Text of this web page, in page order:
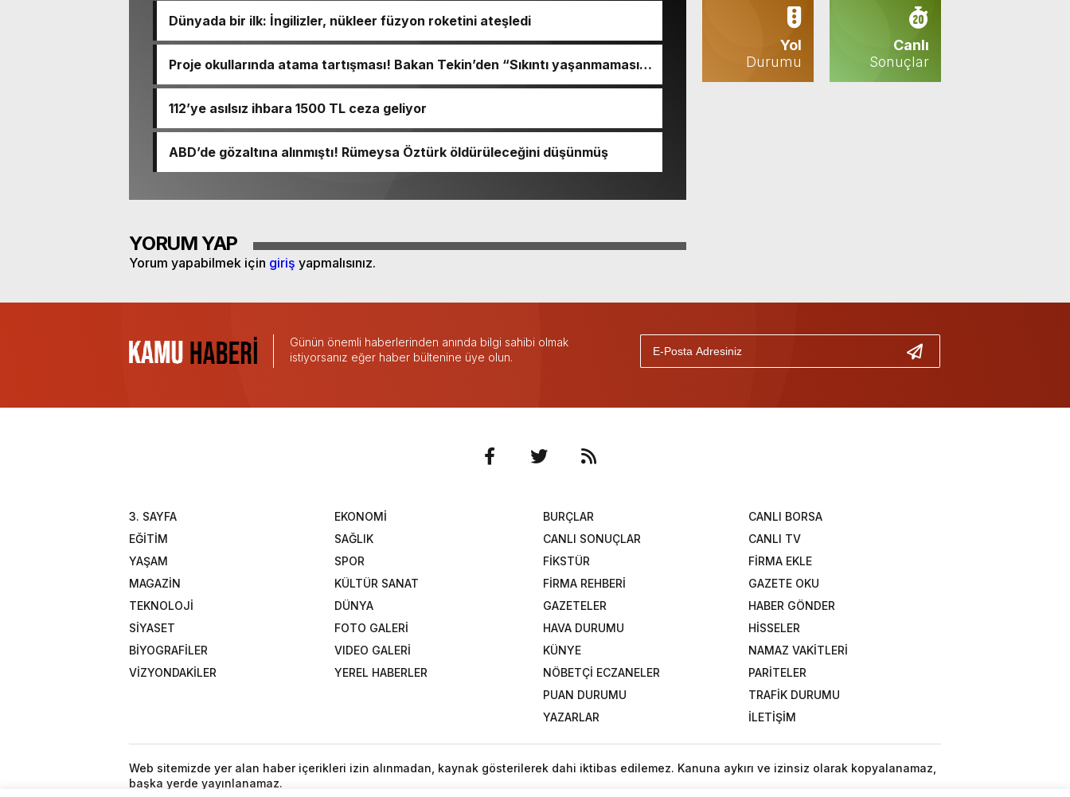
Yol
Durumu
Canlı
Sonuçlar
Dünyada bir ilk: İngilizler, nükleer füzyon roketini ateşledi
Proje okullarında atama tartışması! Bakan Tekin’den “Sıkıntı yaşanmaması
için takvimi erken başlattık” açıklaması geldi
112’ye asılsız ihbara 1500 TL ceza geliyor
ABD’de gözaltına alınmıştı! Rümeysa Öztürk öldürüleceğini düşünmüş
YORUM YAP
Yorum yapabilmek için giriş yapmalısınız.
Günün önemli haberlerinden anında bilgi sahibi olmak
istiyorsanız eğer haber bültenine üye olun.
3. SAYFA
EKONOMİ
EĞİTİM
SAĞLIK
YAŞAM
SPOR
MAGAZİN
KÜLTÜR SANAT
TEKNOLOJİ
DÜNYA
SİYASET
FOTO GALERİ
BİYOGRAFİLER
VIDEO GALERİ
VİZYONDAKİLER
YEREL HABERLER
BURÇLAR
CANLI BORSA
CANLI SONUÇLAR
CANLI TV
FİKSTÜR
FİRMA EKLE
FİRMA REHBERİ
GAZETE OKU
GAZETELER
HABER GÖNDER
HAVA DURUMU
HİSSELER
KÜNYE
NAMAZ VAKİTLERİ
NÖBETÇİ ECZANELER
PARİTELER
PUAN DURUMU
TRAFİK DURUMU
YAZARLAR
İLETİŞİM
Web sitemizde yer alan haber içerikleri izin alınmadan, kaynak gösterilerek dahi iktibas edilemez. Kanuna aykırı ve izinsiz olarak kopyalanamaz,
başka yerde yayınlanamaz.